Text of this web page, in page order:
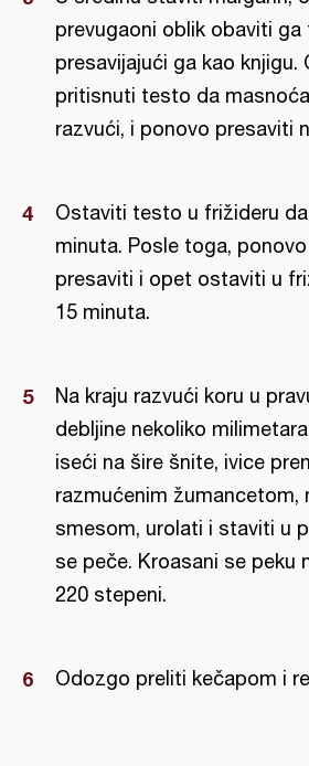
prevugaoni oblik obaviti ga
presavijajući ga kao knjigu.
pritisnuti testo da
razvući, i ponovo presaviti
Ostaviti testo u frižideru
minuta. Posle toga,
presaviti i opet ostaviti u
15 minuta.
Na kraju razvući koru u
debljine nekoliko
iseći na šire šnite, ivice
razmućenim žumancetom,
smesom, urolati i staviti u
se peče. Kroasani se peku
220 stepeni.
Odozgo preliti kečapom i